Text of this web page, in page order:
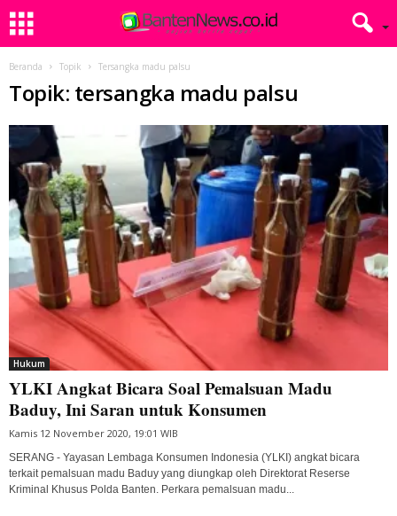
Beranda Topik Tersangka madu palsu
Topik: tersangka madu palsu
Hukum
YLKI Angkat Bicara Soal Pemalsuan Madu
Baduy, Ini Saran untuk Konsumen
Kamis 12 November 2020, 19:01 WIB
SERANG - Yayasan Lembaga Konsumen Indonesia (YLKI) angkat bicara
terkait pemalsuan madu Baduy yang diungkap oleh Direktorat Reserse
Kriminal Khusus Polda Banten. Perkara pemalsuan madu...